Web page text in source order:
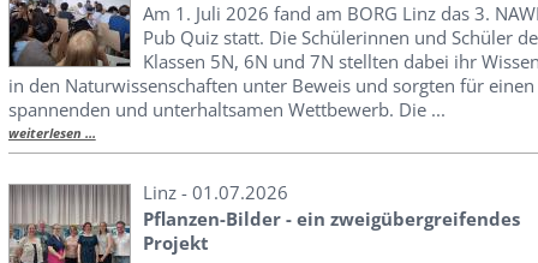
Am 1. Juli 2026 fand am BORG Linz das 3.
Pub Quiz statt. Die Schülerinnen und Schüler
Klassen 5N, 6N und 7N stellten dabei ihr
in den Naturwissenschaften unter Beweis und sorgten für einen
spannenden und unterhaltsamen Wettbewerb. Die ...
weiterlesen ...
Linz - 01.07.2026
Pflanzen-Bilder - ein zweigübergreifendes
Projekt